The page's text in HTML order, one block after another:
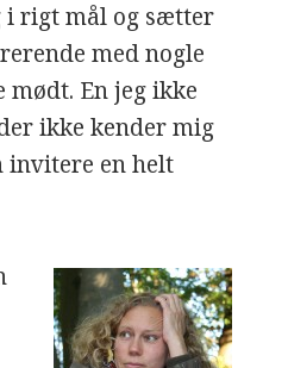
i rigt mål og sætter
med nogle
En jeg ikke
ikke kender mig
invitere en helt